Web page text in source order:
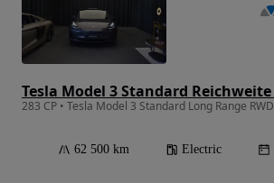
283 CP • Tesla Model 3 Standard Long Range RWD
62 500 km Electric